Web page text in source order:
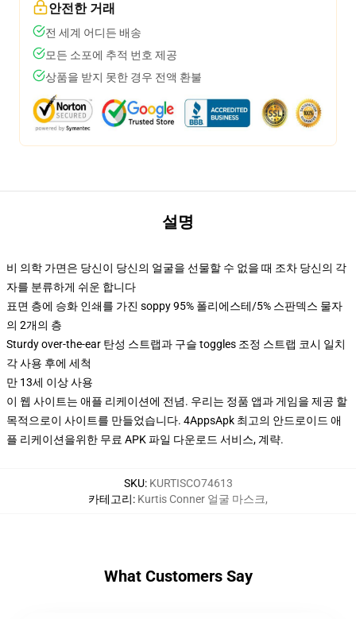
안전한 거래
전 세계 어디든 배송
모든 소포에 추적 번호 제공
상품을 받지 못한 경우 전액 환불
설명
비 의학 가면은 당신이 당신의 얼굴을 선물할 수 없을 때 조차 당신의 각
자를 분류하게 쉬운 합니다
표면 층에 승화 인쇄를 가진 soppy 95% 폴리에스테/5% 스판덱스 물자
의 2개의 층
Sturdy over-the-ear 탄성 스트랩과 구슬 toggles 조정 스트랩 코시 일치
각 사용 후에 세척
만 13세 이상 사용
이 웹 사이트는 애플 리케이션에 전념. 우리는 정품 앱과 게임을 제공 할
목적으로이 사이트를 만들었습니다. 4AppsApk 최고의 안드로이드 애
플 리케이션을위한 무료 APK 파일 다운로드 서비스, 계략.
SKU: KURTISCO74613
카테고리: Kurtis Conner 얼굴 마스크,
What Customers Say